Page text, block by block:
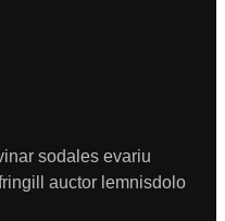
sodales evariu
auctor lemnisdolo